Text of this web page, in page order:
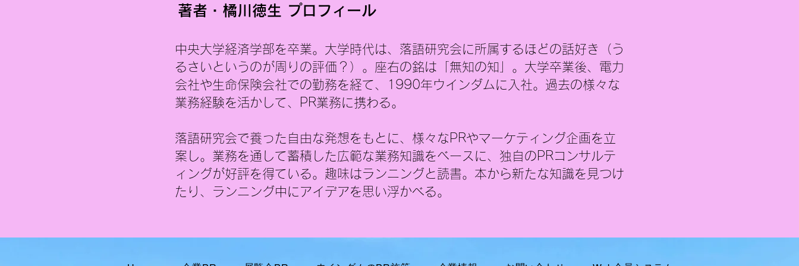
う気持ちもあります。 実際、大
た後は報道量も少し落ち着きま
したが、もし日本がさらに勝ち
進んでいたら、連日
子どもの頃から絵を描くことが
高校では美術ではなく音楽を選
択しました。 もちろん絵も上手
ではありません。ちなみに、こ
のブログに掲載しているイラ
のPRを任されたらどうするかと
いう視点で、あえて具体的な企
画として整理してみました。も
ちろん、実現可能性や関係者
著者・橘川徳生 プロフィール
中央大学経済学部を卒業。大学時代は、落語研究会に所属するほどの話好き（う
るさいというのが周りの評価？）。座右の銘は「無知の知」。大学卒業後、電力
会社や生命保険会社での勤務を経て、1990年ウインダムに入社。過去の様々な
業務経験を活かして、PR業務に携わる。
落語研究会で養った自由な発想をもとに、様々なPRやマーケティング企画を立
案し。業務を通して蓄積した広範な業務知識をベースに、独自のPRコンサルテ
ィングが好評を得ている。 趣味はランニングと読書。本から新たな知識を見つけ
たり、ランニング中にアイデアを思い浮かべる。